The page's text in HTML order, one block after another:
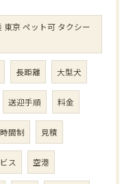
東京 ペット可 タクシー
長距離 大型犬
送迎手順 料金
時間制 見積
ス 空港